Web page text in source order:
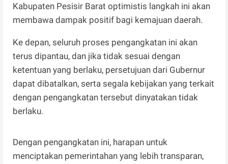
Kabupaten Pesisir Barat optimistis langkah ini akan
membawa dampak positif bagi kemajuan daerah.
Ke depan, seluruh proses pengangkatan ini akan
terus dipantau, dan jika tidak sesuai dengan
ketentuan yang berlaku, persetujuan dari Gubernur
dapat dibatalkan, serta segala kebijakan yang terkait
dengan pengangkatan tersebut dinyatakan tidak
berlaku.
Dengan pengangkatan ini, harapan untuk
menciptakan pemerintahan yang lebih transparan,